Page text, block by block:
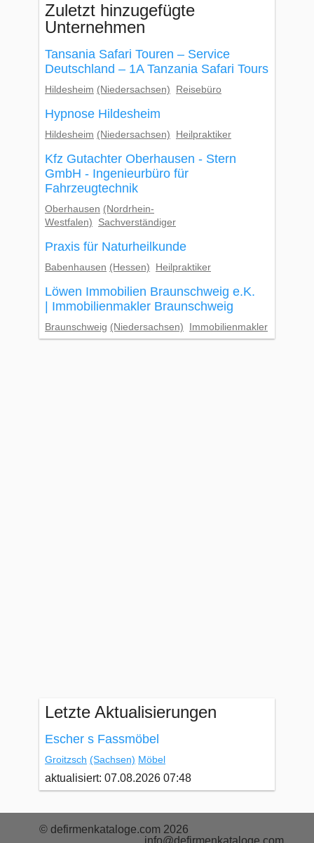
Zuletzt hinzugefügte
Unternehmen
Tansania Safari Touren – Service
Deutschland – 1A Tanzania Safari Tours
Hildesheim (Niedersachsen) Reisebüro
Hypnose Hildesheim
Hildesheim (Niedersachsen) Heilpraktiker
Kfz Gutachter Oberhausen - Stern
GmbH - Ingenieurbüro für
Fahrzeugtechnik
Oberhausen (Nordrhein-
Westfalen)
Sachverständiger
Praxis für Naturheilkunde
Babenhausen (Hessen) Heilpraktiker
Löwen Immobilien Braunschweig e.K.
| Immobilienmakler Braunschweig
Braunschweig (Niedersachsen) Immobilienmakler
Letzte Aktualisierungen
Escher s Fassmöbel
Groitzsch (Sachsen) Möbel
aktualisiert: 07.08.2026 07:48
© defirmenkataloge.com 2026